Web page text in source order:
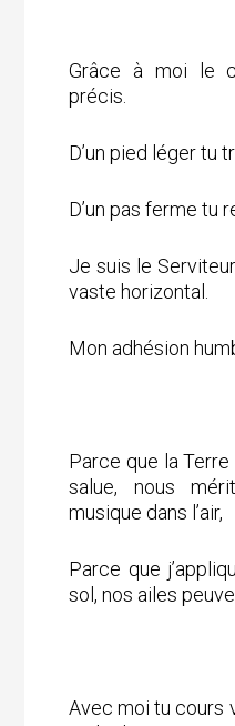
Grâce à moi le
précis.
D’un pied léger tu
D’un pas ferme tu
Je suis le
vaste horizontal.
Mon adhésion
Parce que la
salue, nous
musique dans l’air,
Parce que
sol, nos ailes
Avec moi tu cours